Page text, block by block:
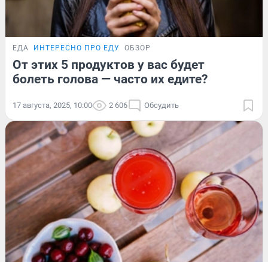
ЕДА ИНТЕРЕСНО ПРО ЕДУ ОБЗОР
От этих 5 продуктов у вас будет
болеть голова — часто их едите?
17 августа, 2025, 10:00 2 606 Обсудить